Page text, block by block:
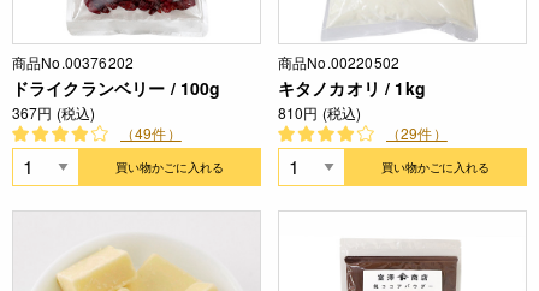
商品No.00376202
ドライクランベリー / 100g
367円 (税込)
（49件）
買い物かごに入れる
商品No.00220502
キタノカオリ / 1kg
810円 (税込)
（29件）
買い物かごに入れる